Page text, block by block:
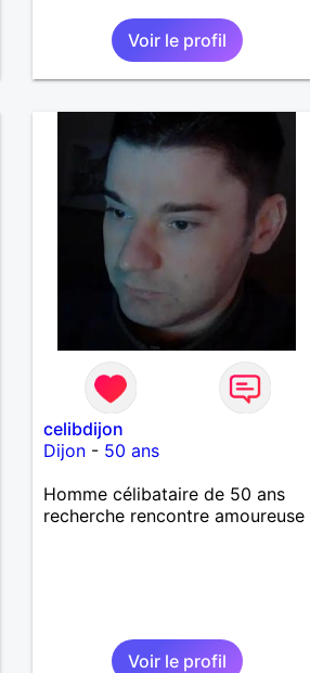
Voir le profil
celibdijon
Dijon- 50 ans
Homme célibataire de 50 ans
recherche rencontre amoureuse
Voir le profil